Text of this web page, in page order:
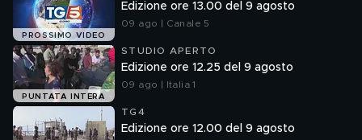
PROSSIMO VIDEO
Edizione ore 13.00 del 9 agosto
09 ago | Canale 5
PUNTATA INTERA
STUDIO APERTO
Edizione ore 12.25 del 9 agosto
09 ago | Italia 1
TG4
Edizione ore 12.00 del 9 agosto